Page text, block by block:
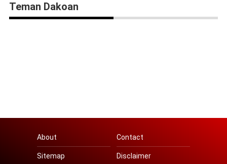
Teman Dakoan
About Contact
Sitemap Disclaimer